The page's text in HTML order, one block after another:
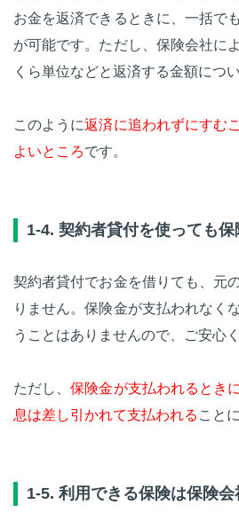
お金を返済できるときに、一括で
が可能です。ただし、保険会社に
くら単位などと返済する金額につ
このように返済に追われずにすむ
よいところです。
1-4. 契約者貸付を使っても
契約者貸付でお金を借りても、元
りません。保険金が支払われなく
うことはありませんので、ご安心く
ただし、保険金が支払われるとき
息は差し引かれて支払われる こと
1-5. 利用できる保険は保険